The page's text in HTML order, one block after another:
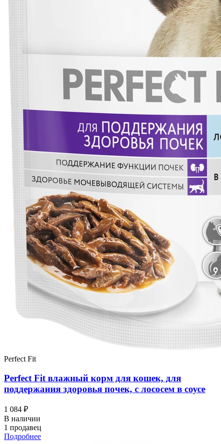
Perfect Fit
Perfect Fit влажный корм для кошек, для
поддержания здоровья почек, с лососем в соусе
1 084 ₽
В наличии
1 продавец
Подробнее